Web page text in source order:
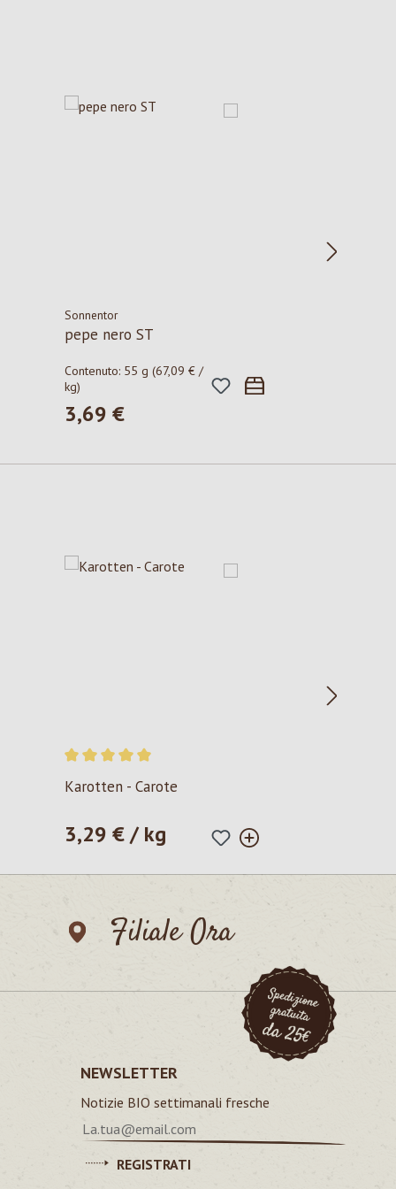
Sonnentor
pepe nero ST
Contenuto: 55 g (67,09 € /
kg)
Prezzo normale:
3,69 €
Valutazione media di 5 su 5 stelle
Karotten - Carote
Prezzo normale:
3,29 € / kg
Filiale Ora
NEWSLETTER
Notizie BIO settimanali fresche
REGISTRATI